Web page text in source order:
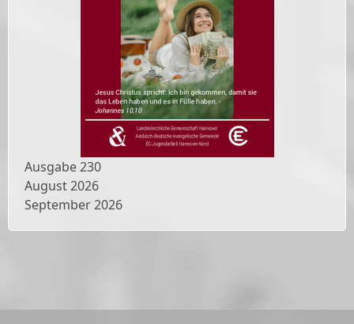
Ausgabe230
August 2026
September 2026